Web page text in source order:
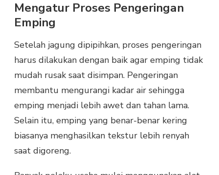
Mengatur Proses Pengeringan
Emping
Setelah jagung dipipihkan, proses pengeringan
harus dilakukan dengan baik agar emping tidak
mudah rusak saat disimpan. Pengeringan
membantu mengurangi kadar air sehingga
emping menjadi lebih awet dan tahan lama.
Selain itu, emping yang benar-benar kering
biasanya menghasilkan tekstur lebih renyah
saat digoreng.